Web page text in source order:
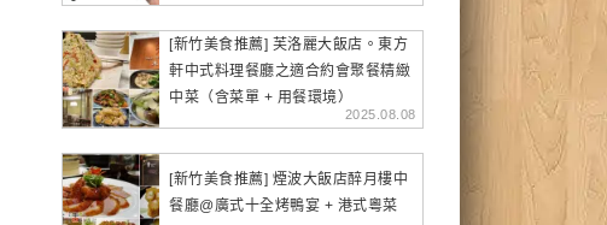
[新竹美食推薦] 芙洛麗大飯店。東方
軒中式料理餐廳之適合約會聚餐精緻
中菜（含菜單 + 用餐環境）
2025.08.08
[新竹美食推薦] 煙波大飯店醉月樓中
餐廳@廣式十全烤鴨宴 + 港式粵菜